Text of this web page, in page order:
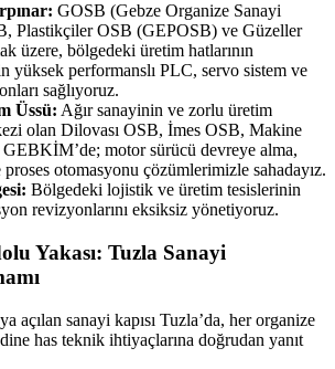
GOSB (Gebze Organize Sanayi
Plastikçiler OSB (GEPOSB) ve Güzeller
üzere, bölgedeki üretim hatlarının
yüksek performanslı PLC, servo sistem ve
sağlıyoruz.
Üssü: Ağır sanayinin ve zorlu üretim
olan Dilovası OSB, İmes OSB, Makine
motor sürücü devreye alma,
proses otomasyonu çözümlerimizle sahadayız.
Bölgedeki lojistik ve üretim tesislerinin
revizyonlarını eksiksiz yönetiyoruz.
Yakası: Tuzla Sanayi
açılan sanayi kapısı Tuzla’da, her organize
has teknik ihtiyaçlarına doğrudan yanıt